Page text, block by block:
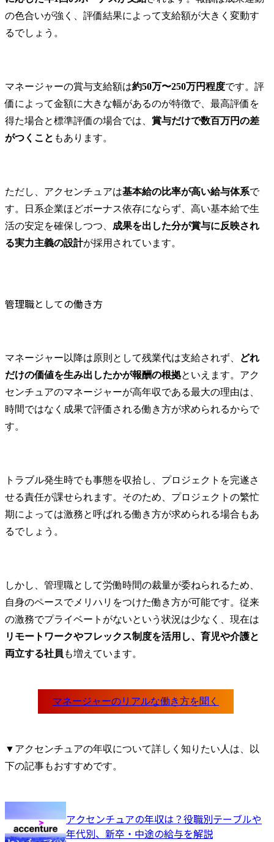
の色合いが強く、評価結果によって支給額が大きく変動す
るでしょう。
マネージャーの賞与支給額は約50万〜250万円程度です。評
価によって金額に大きな幅があるのが特徴で、最高評価を
得た場合と標準評価の場合では、 賞与だけで数百万円の差
がつくこと もあります。
ただし、アクセンチュアは基本給の比率が高い給与体系で
す。日系企業ほどボーナス依存にならず、高い基本給で生
活の安定を確保しつつ、 成果を出した分が賞与に反映され
る実力主義の設計が採用されています。
管理職としての働き方
マネージャー以降は原則として残業代は支給されず、
どれ
だけの価値を生み出したかが報酬の根拠といえます。アク
センチュアのマネージャーが高年収である最大の理由は、
時間ではなく成果で評価される働き方が求められるからで
す。
トラブル発生時でも事態を収拾し、プロジェクトを完遂さ
せる責任が課せられます。そのため、プロジェクトの繁忙
期によっては激務と呼ばれる働き方が求められる場合もあ
るでしょう。
しかし、管理職として労働時間の裁量が委ねられるため、
自身のペースでメリハリをつけた働き方が可能です。従来
の激務でプライベートがないという状況は少なく、現在は
リモートワークやフレックス制度を活用し、育児や介護と
両立する社員 も増えています。
▼アクセンチュアの年収について詳しく知りたい人は、以
下の記事もおすすめです。
アクセンチュアの年収は？役職別テーブルや
年代別、新卒・中途の給与を解説